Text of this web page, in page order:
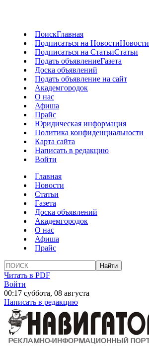
ПоискГлавная
Подписаться на НовостиНовости
Подписаться на СтатьиСтатьи
Подать объявлениеГазета
Доска объявлений
Подать объявление на сайт
Академгородок
О нас
Афиша
Прайс
Юридическая информация
Политика конфиденциальности
Карта сайта
Написать в редакцию
Войти
Главная
Новости
Статьи
Газета
Доска объявлений
Академгородок
О нас
Афиша
Прайс
Читать в PDF
Войти
00:17 суббота, 08 августа
Написать в редакцию